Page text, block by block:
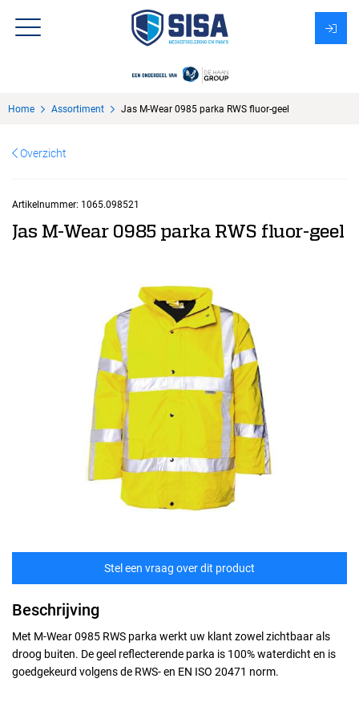
Over Sisa
KMS
Uitzendbureau?
Home Assortiment Jas M-Wear 0985 parka RWS fluor-geel
Overzicht
Artikelnummer: 1065.098521
Jas M-Wear 0985 parka RWS fluor-geel
Stel een vraag over dit product
Beschrijving
Met M-Wear 0985 RWS parka werkt uw klant zowel zichtbaar als
droog buiten. De geel reflecterende parka is 100% waterdicht en is
goedgekeurd volgens de RWS- en EN ISO 20471 norm.